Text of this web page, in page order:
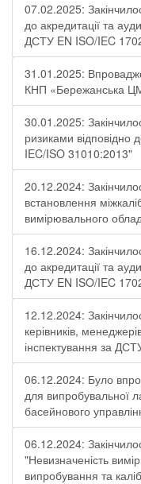
07.02.2025:
до акредитації та
ДСТУ EN ISO/IEC
31.01.2025:
КНП «Бережанська
30.01.2025:
ризиками
IEC/ISO 31010:2013"
20.12.2024:
встановлення
вимірювального
16.12.2024:
до акредитації та
ДСТУ EN ISO/IEC
12.12.2024:
керівників,
інспектування за
06.12.2024: Було
для випробувальної
басейнового
06.12.2024:
"Невизначеність
випробування та